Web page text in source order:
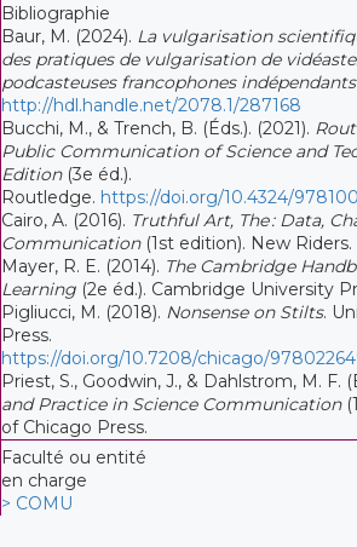
Bibliographie
Baur, M. (2024). La vulgarisation
des pratiques de vulgarisation de
podcasteuses francophones
http://hdl.handle.net/2078.1/287168
Bucchi, M., & Trench, B. (Éds.). (2021).
Public Communication of Science and
Edition(3e éd.).
Routledge. https://doi.org/10.4324/
Cairo, A. (2016). Truthful Art, The : Data,
Communication(1st edition). New Riders.
Mayer, R. E. (2014). The Cambridge
Learning (2e éd.). Cambridge University
Pigliucci, M. (2018). Nonsense on Stilts.
Press.
https://doi.org/10.7208/chicago/
Priest, S., Goodwin, J., & Dahlstrom, M. F.
and Practice in Science Communication
of Chicago Press.
Faculté ou entité
en charge
> COMU